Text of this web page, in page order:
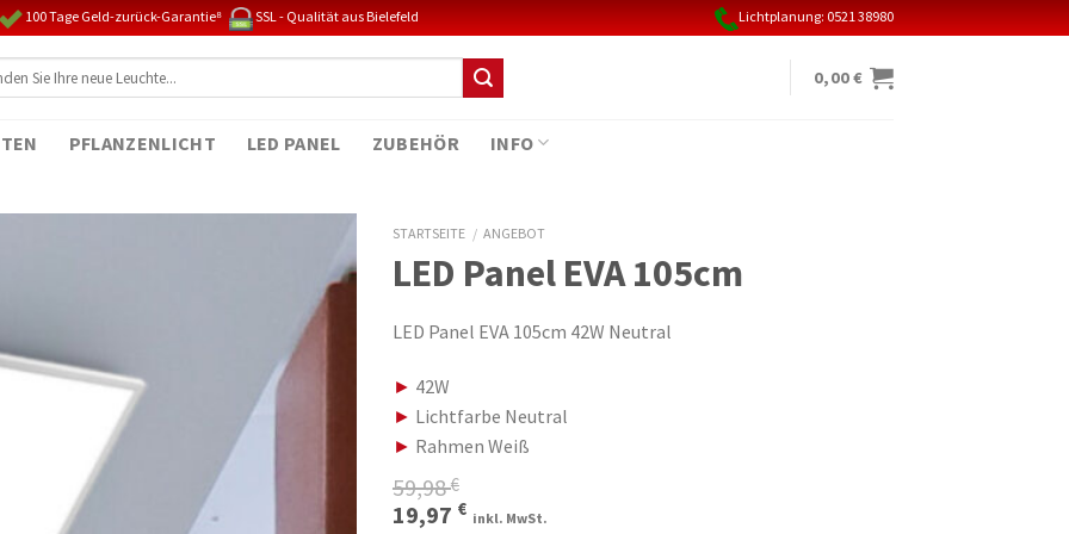
100 Tage Geld-zurück-Garantie⁸ SSL - Qualität aus Bielefeld Lichtplanung: 0521 38980
0,00€
PFLANZENLICHT LED PANEL ZUBEHÖR INFO
STARTSEITE / ANGEBOT
LED Panel EVA 105cm
LED Panel EVA 105cm 42W Neutral
► 42W
► Lichtfarbe Neutral
► Rahmen Weiß
59,98€
Ursprünglicher
19,97 €Aktueller
inkl. MwSt.